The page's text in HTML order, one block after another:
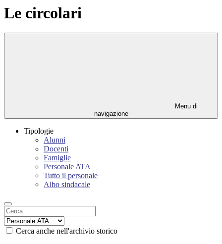
Le circolari
Menu di
navigazione
Tipologie
Alunni
Docenti
Famiglie
Personale ATA
Tutto il personale
Albo sindacale
Cerca anche nell'archivio storico